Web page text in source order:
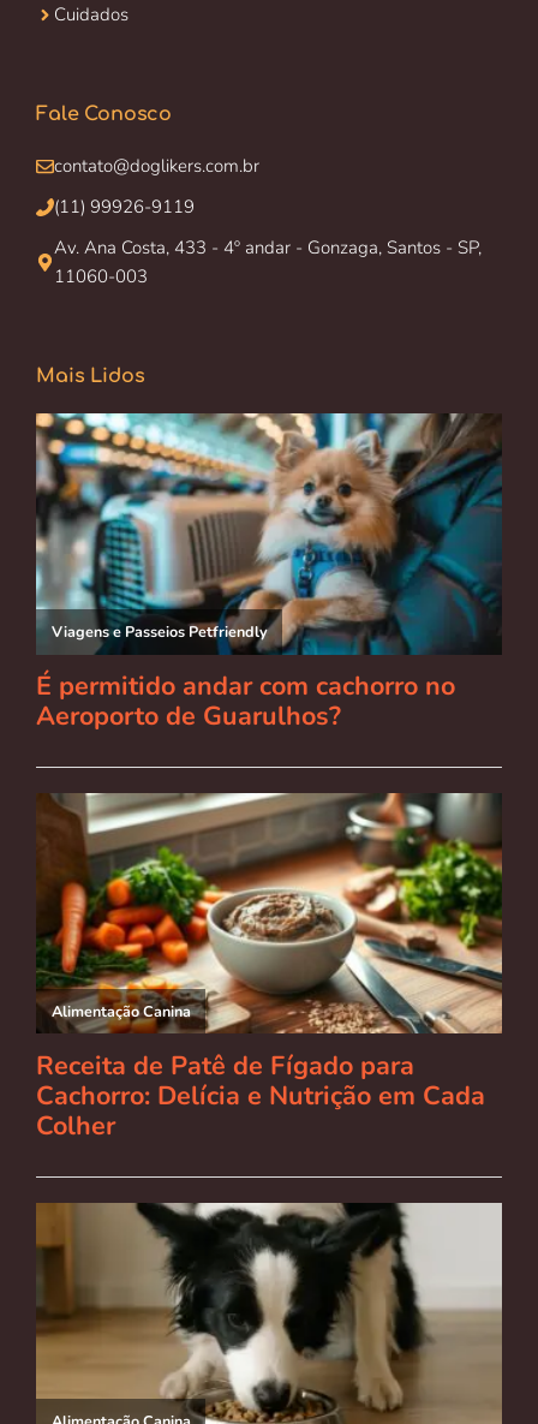
Cuidados
Fale Conosco
contato@doglikers.com.br
(11) 99926-9119
Av. Ana Costa, 433 - 4º andar - Gonzaga, Santos - SP,
11060-003
Mais Lidos